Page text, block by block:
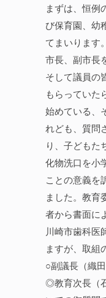
まずは、恒例
び保育園、幼
てまいります
市長、副市長
そして議員の
もらっていた
始めている、
れども、質問
り、子どもた
化物洗口を小
ことの意義を
ました。教育
者から書面に
川崎市歯科医
ますが、取組
○副議長（織
◎教育次長（